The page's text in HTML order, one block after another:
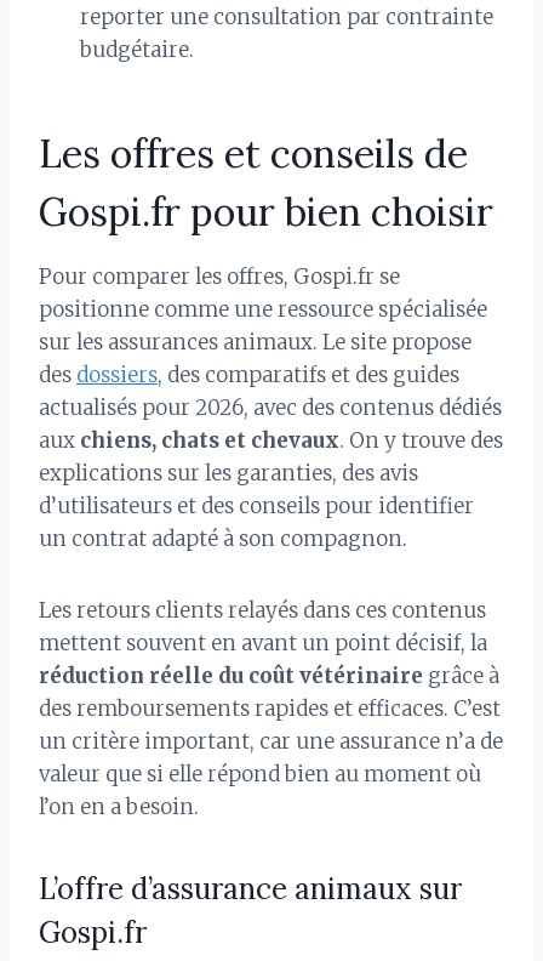
reporter une consultation par contrainte
budgétaire.
Les offres et conseils de
Gospi.fr pour bien choisir
Pour comparer les offres, Gospi.fr se
positionne comme une ressource spécialisée
sur les assurances animaux. Le site propose
des dossiers, des comparatifs et des guides
actualisés pour 2026, avec des contenus dédiés
aux chiens, chats et chevaux. On y trouve des
explications sur les garanties, des avis
d’utilisateurs et des conseils pour identifier
un contrat adapté à son compagnon.
Les retours clients relayés dans ces contenus
mettent souvent en avant un point décisif, la
réduction réelle du coût vétérinaire grâce à
des remboursements rapides et efficaces. C’est
un critère important, car une assurance n’a de
valeur que si elle répond bien au moment où
l’on en a besoin.
L’offre d’assurance animaux sur
Gospi.fr